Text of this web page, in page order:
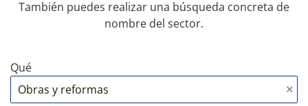
También puedes realizar una búsqueda concreta de
nombre del sector.
Qué